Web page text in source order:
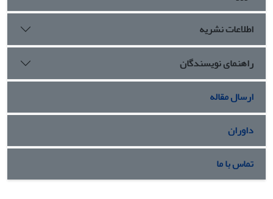
اطلاعات نشریه
راهنمای نویسندگان
ارسال مقاله
داوران
تماس با ما